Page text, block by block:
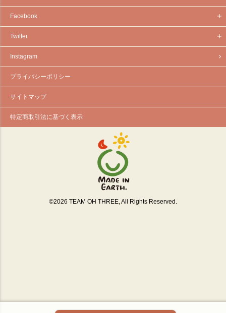
Facebook
Twitter
Instagram
プライバシーポリシー
サイトマップ
特定商取引法に基づく表示
©2026 TEAM OH THREE, All Rights Reserved.